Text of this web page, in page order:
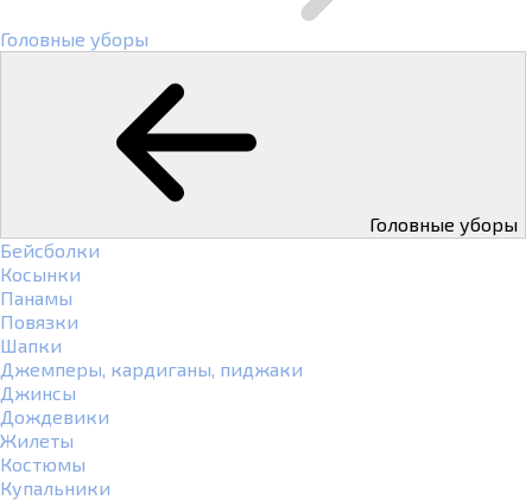
Головные уборы
Головные уборы
Бейсболки
Косынки
Панамы
Повязки
Шапки
Джемперы, кардиганы, пиджаки
Джинсы
Дождевики
Жилеты
Костюмы
Купальники